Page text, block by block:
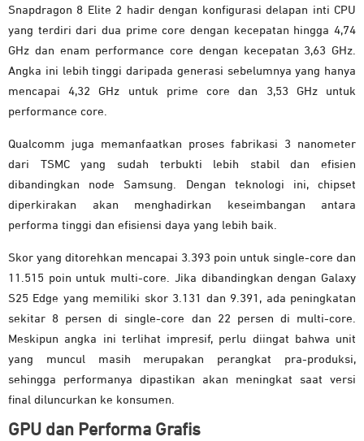
Snapdragon 8 Elite 2 hadir dengan konfigurasi delapan inti CPU
yang terdiri dari dua prime core dengan kecepatan hingga 4,74
GHz dan enam performance core dengan kecepatan 3,63 GHz.
Angka ini lebih tinggi daripada generasi sebelumnya yang hanya
mencapai 4,32 GHz untuk prime core dan 3,53 GHz untuk
performance core.
Qualcomm juga memanfaatkan proses fabrikasi 3 nanometer
dari TSMC yang sudah terbukti lebih stabil dan efisien
dibandingkan node Samsung. Dengan teknologi ini, chipset
diperkirakan akan menghadirkan keseimbangan antara
performa tinggi dan efisiensi daya yang lebih baik.
Skor yang ditorehkan mencapai 3.393 poin untuk single-core dan
11.515 poin untuk multi-core. Jika dibandingkan dengan Galaxy
S25 Edge yang memiliki skor 3.131 dan 9.391, ada peningkatan
sekitar 8 persen di single-core dan 22 persen di multi-core.
Meskipun angka ini terlihat impresif, perlu diingat bahwa unit
yang muncul masih merupakan perangkat pra-produksi,
sehingga performanya dipastikan akan meningkat saat versi
final diluncurkan ke konsumen.
GPU dan Performa Grafis